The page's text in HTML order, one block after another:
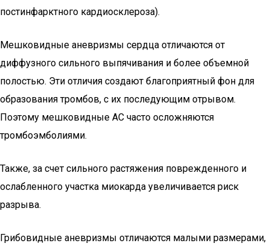
постинфарктного кардиосклероза).
Мешковидные аневризмы сердца отличаются от
диффузного сильного выпячивания и более объемной
полостью. Эти отличия создают благоприятный фон для
образования тромбов, с их последующим отрывом.
Поэтому мешковидные АС часто осложняются
тромбоэмболиями.
Также, за счет сильного растяжения поврежденного и
ослабленного участка миокарда увеличивается риск
разрыва.
Грибовидные аневризмы отличаются малыми размерами,